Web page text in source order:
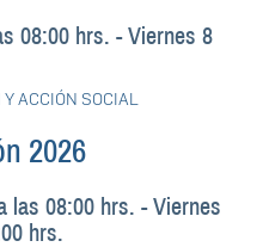
08:00 hrs. -Viernes 8
ACCIÓN SOCIAL
2026
las 08:00 hrs. -Viernes
hrs.